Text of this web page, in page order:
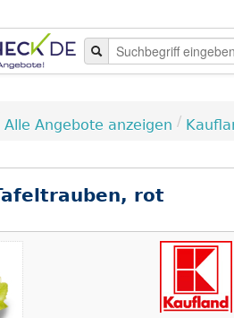
Alle Angebote anzeigen /
rot